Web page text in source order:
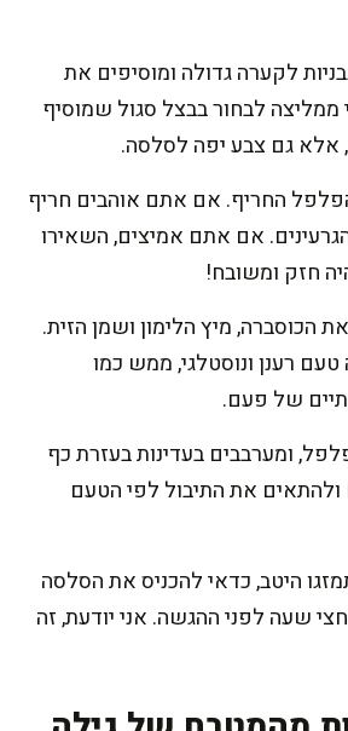
לקערה גדולה ומוסיפים את
ממליצה לבחור בבצל סגול שמוסיף
אלא גם צבע יפה לסלסה.
החריף. אם אתם אוהבים חריף
אם אתם אמיצים, השאירו
חזק ומשובח!
הכוסברה, מיץ הלימון ושמן הזית.
רענן ונוסטלגי, ממש כמו
של פעם.
ומערבבים בעדינות בעזרת כף
את התיבול לפי הטעם
היטב, כדאי להכניס את הסלסה
שעה לפני ההגשה. אני יודעת, זה